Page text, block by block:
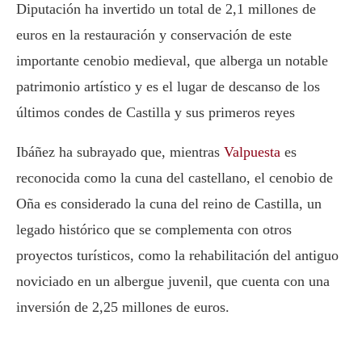
Diputación ha invertido un total de 2,1 millones de
euros en la restauración y conservación de este
importante cenobio medieval, que alberga un notable
patrimonio artístico y es el lugar de descanso de los
últimos condes de Castilla y sus primeros reyes
Ibáñez ha subrayado que, mientras Valpuesta es
reconocida como la cuna del castellano, el cenobio de
Oña es considerado la cuna del reino de Castilla, un
legado histórico que se complementa con otros
proyectos turísticos, como la rehabilitación del antiguo
noviciado en un albergue juvenil, que cuenta con una
inversión de 2,25 millones de euros.